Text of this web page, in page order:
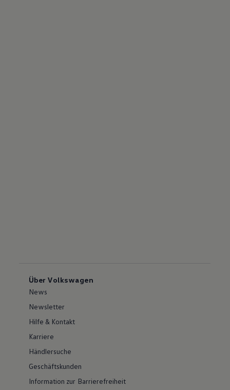
Über Volkswagen
News
Newsletter
Hilfe & Kontakt
Karriere
Händlersuche
Geschäftskunden
Information zur Barrierefreiheit